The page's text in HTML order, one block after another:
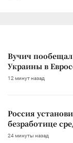
Вучич
Украины в
12 минут назад
Россия
безработице
24 минуты назад